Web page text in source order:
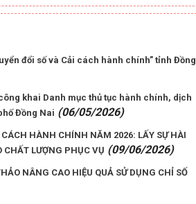
đổi số và Cải cách hành chính” tỉnh Đồng
khai Danh mục thủ tục hành chính, dịch
Đồng Nai (06/05/2026)
HÀNH CHÍNH NĂM 2026: LẤY SỰ HÀI
CHẤT LƯỢNG PHỤC VỤ (09/06/2026)
NÂNG CAO HIỆU QUẢ SỬ DỤNG CHỈ SỐ